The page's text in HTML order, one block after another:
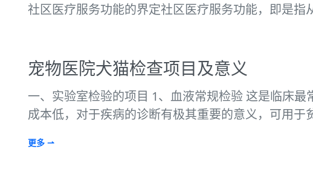
社区医疗服务功能的界定社区医疗服务功能，即是指
宠物医院犬猫检查项目及意义
一、实验室检验的项目 1、血液常规检验 这是临床最
成本低，对于疾病的诊断有极其重要的意义，可用于
更多 ⇀